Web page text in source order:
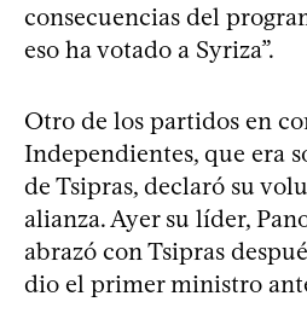
consecuencias del
eso ha votado a Syriza”.
Otro de los partidos en
Independientes, que era
de Tsipras, declaró su
alianza. Ayer su líder,
abrazó con Tsipras
dio el primer ministro